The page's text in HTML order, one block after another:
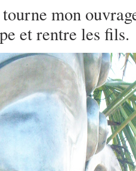
mon
et rentre les fils.